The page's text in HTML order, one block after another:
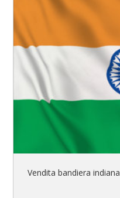
Vendita bandiera indiana